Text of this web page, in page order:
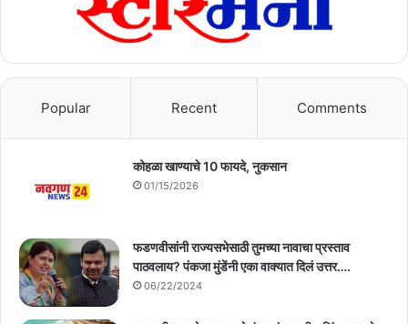
Popular Recent Comments
कोहळा खाण्याचे 10 फायदे, नुकसान
01/15/2026
फडणवीसांनी राज्यसभेसाठी तुमच्या नावाचा प्रस्ताव
पाठवलाय? पंकजा मुंडेंनी एका वाक्यात दिलं उत्तर….
06/22/2024